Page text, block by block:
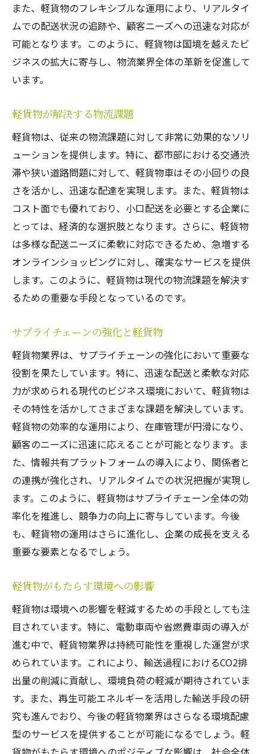
また、軽貨物のフレキシブルな運用により、リアルタイ
ムでの配送状況の追跡や、顧客ニーズへの迅速な対応が
可能となります。このように、軽貨物は国境を越えたビ
ジネスの拡大に寄与し、物流業界全体の革新を促進して
います。
軽貨物が解決する物流課題
軽貨物は、従来の物流課題に対して非常に効果的なソリ
ューションを提供します。特に、都市部における交通渋
滞や狭い道路問題に対して、軽貨物車はその小回りの良
さを活かし、迅速な配達を実現します。また、軽貨物は
コスト面でも優れており、小口配送を必要とする企業に
とっては、経済的な選択肢となります。さらに、軽貨物
は多様な配送ニーズに柔軟に対応できるため、急増する
オンラインショッピングに対し、確実なサービスを提供
します。このように、軽貨物は現代の物流課題を解決す
るための重要な手段となっているのです。
サプライチェーンの強化と軽貨物
軽貨物業界は、サプライチェーンの強化において重要な
役割を果たしています。特に、迅速な配送と柔軟な対応
力が求められる現代のビジネス環境において、軽貨物は
その特性を活かしてさまざまな課題を解決しています。
軽貨物の効率的な運用により、在庫管理が円滑になり、
顧客のニーズに迅速に応えることが可能となります。ま
た、情報共有プラットフォームの導入により、関係者と
の連携が強化され、リアルタイムでの状況把握が実現し
ます。このように、軽貨物はサプライチェーン全体の効
率化を推進し、競争力の向上に寄与しています。今後
も、軽貨物の運用はさらに進化し、企業の成長を支える
重要な要素となるでしょう。
軽貨物がもたらす環境への影響
軽貨物は環境への影響を軽減するための手段としても注
目されています。特に、電動車両や省燃費車両の導入が
進む中で、軽貨物業界は持続可能性を重視した運営が求
められています。これにより、輸送過程におけるCO2排
出量の削減に貢献し、環境負荷の軽減が期待されていま
す。また、再生可能エネルギーを活用した輸送手段の研
究も進んでおり、今後の軽貨物業界はさらなる環境配慮
型のサービスを提供することが可能になるでしょう。軽